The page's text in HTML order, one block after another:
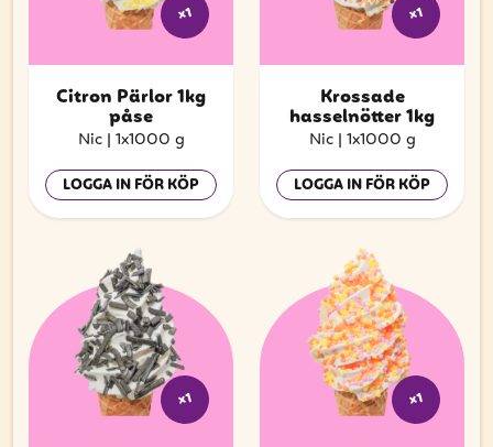
x1
Citron Pärlor 1kg
påse
Nic | 1x1000 g
LOGGA IN FÖR KÖP
x1
Krossade
hasselnötter 1kg
Nic | 1x1000 g
LOGGA IN FÖR KÖP
x1 x1